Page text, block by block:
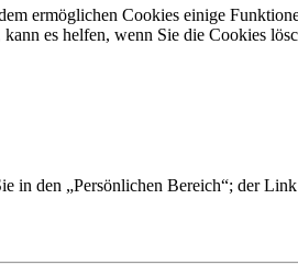
ermöglichen Cookies einige
es helfen, wenn Sie die Cookies
in den „Persönlichen Bereich“; der